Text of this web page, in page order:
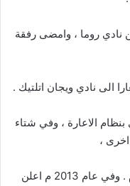
نادي روما ، وامضى رفقة
الى نادي ويجان اتلتيك .
الاعارة ، وفي شتاء
ليعود مرة اخرى الى الزمالك عام 2011 م . وفي عام 2013 م اعلن